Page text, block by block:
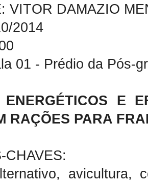
VITOR DAMAZIO
2014
01 - Prédio da Pós-
ENERGÉTICOS E
RAÇÕES PARA
CHAVES:
avicultura,